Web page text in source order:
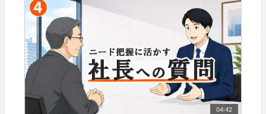
04:42